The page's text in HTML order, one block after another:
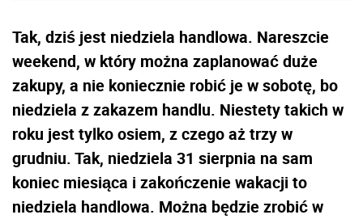
Tak, dziś jest niedziela handlowa. Nareszcie
weekend, w który można zaplanować duże
zakupy, a nie koniecznie robić je w sobotę, bo
niedziela z zakazem handlu. Niestety takich w
roku jest tylko osiem, z czego aż trzy w
grudniu. Tak, niedziela 31 sierpnia na sam
koniec miesiąca i zakończenie wakacji to
niedziela handlowa. Można będzie zrobić w